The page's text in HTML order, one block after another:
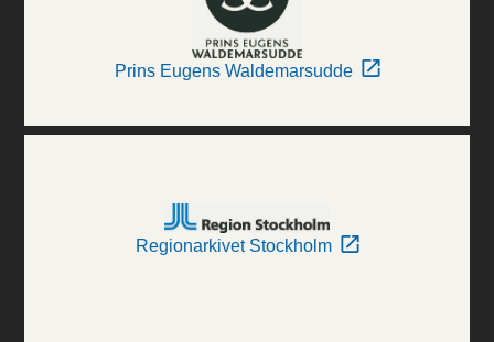
Prins Eugens Waldemarsudde
Regionarkivet Stockholm